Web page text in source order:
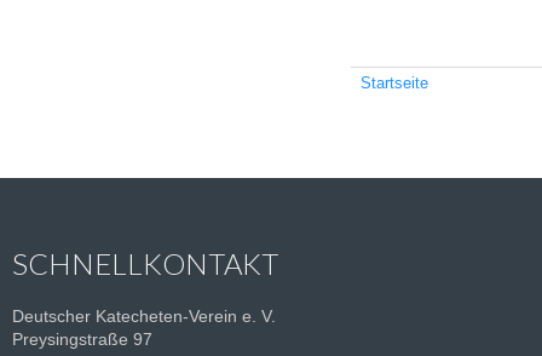
Startseite
SCHNELLKONTAKT
Deutscher Katecheten-Verein e. V.
Preysingstraße 97